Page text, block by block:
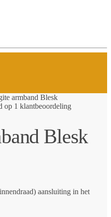
armband Blesk
op 1 klantbeoordeling
Blesk
aansluiting in het